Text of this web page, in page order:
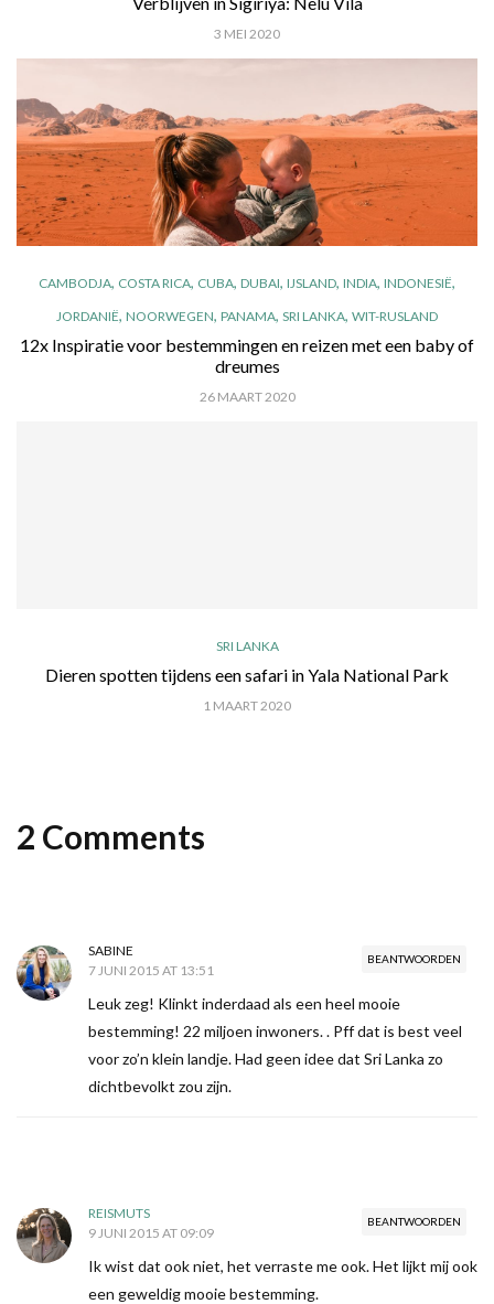
3 MEI 2020
CAMBODJA, COSTA RICA, CUBA, DUBAI, IJSLAND, INDIA, INDONESIË,
JORDANIË, NOORWEGEN, PANAMA, SRI LANKA, WIT-RUSLAND
12x Inspiratie voor bestemmingen en reizen met een baby of
dreumes
26 MAART 2020
SRI LANKA
Dieren spotten tijdens een safari in Yala National Park
1 MAART 2020
2 Comments
BEANTWOORDEN
SABINE
7 JUNI 2015 AT 13:51
Leuk zeg! Klinkt inderdaad als een heel mooie
bestemming! 22 miljoen inwoners. . Pff dat is best veel
voor zo’n klein landje. Had geen idee dat Sri Lanka zo
dichtbevolkt zou zijn.
BEANTWOORDEN
REISMUTS
9 JUNI 2015 AT 09:09
Ik wist dat ook niet, het verraste me ook. Het lijkt mij ook
een geweldig mooie bestemming.